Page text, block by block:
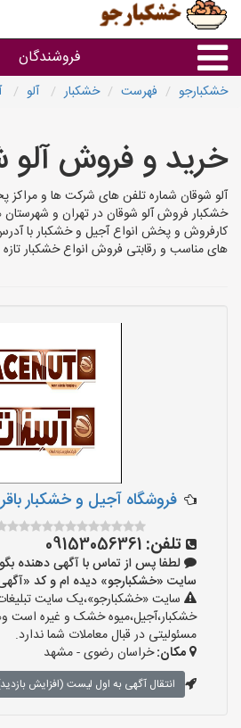
فروشندگان
فروشنده های
خشکبارجو فهرست خشکبار آلو
خرید و فروش آلو
آلو شوقان شماره تلفن های شرکت ها و
خشکبار فروش آلو شوقان در تهران و شهرستان
کارفروش و پخش انواع آجیل و خشکبار با
های مناسب و رقابتی فروش انواع خشکبار تازه
فروشگاه آجیل و خشکبار
تلفن: 09153056361
لطفا پس از تماس با آگهی دهنده
سایت «خشکبارجو» دیده ام و کد «آگهی-15» را اعلام
سایت «خشکبارجو»،یک سایت
خشکبار،آجیل،میوه خشک و غیره است
مسئولیتی در قبال معاملات شما ندارد.
مکان:خراسان رضوی - مشهد
انتقال آگهی به اول لیست (افزایش